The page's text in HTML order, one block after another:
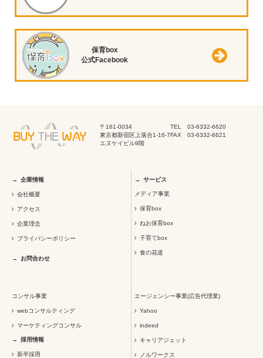
保育box
公式Facebook
〒161-0034
東京都新宿区上落合1-16-7
エヌケイビル9階
TEL 03-6332-6620
FAX 03-6332-6621
企業情報
会社概要
アクセス
企業理念
プライバシーポリシー
お問合わせ
サービス
メディア事業
保育box
ねお保育box
子育てbox
食の花道
コンサル事業
webコンサルティング
マーケティングコンサル
エージェンシー事業(広告代理業)
Yahoo
indeed
キャリアジェット
ノルワークス
採用情報
新卒採用